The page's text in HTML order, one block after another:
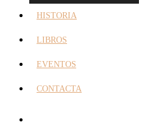
HISTORIA
LIBROS
EVENTOS
CONTACTA